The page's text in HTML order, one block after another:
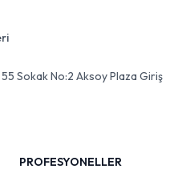
Sokak No:2 Aksoy Plaza Giriş
PROFESYONELLER